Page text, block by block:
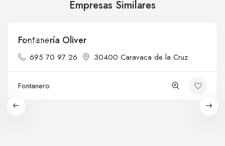
Empresas Similares
Cerrado
Fontanería Oliver
695 70 97 26 30400 Caravaca de la Cruz
Fontanero